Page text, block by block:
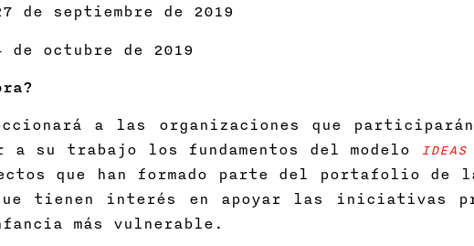
de septiembre de 2019
de octubre de 2019
a las organizaciones que
a su trabajo los fundamentos del modelo
IDEAS
que han formado parte del portafolio de
tienen interés en apoyar las iniciativas
más vulnerable.